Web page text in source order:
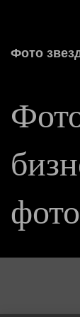
Фото